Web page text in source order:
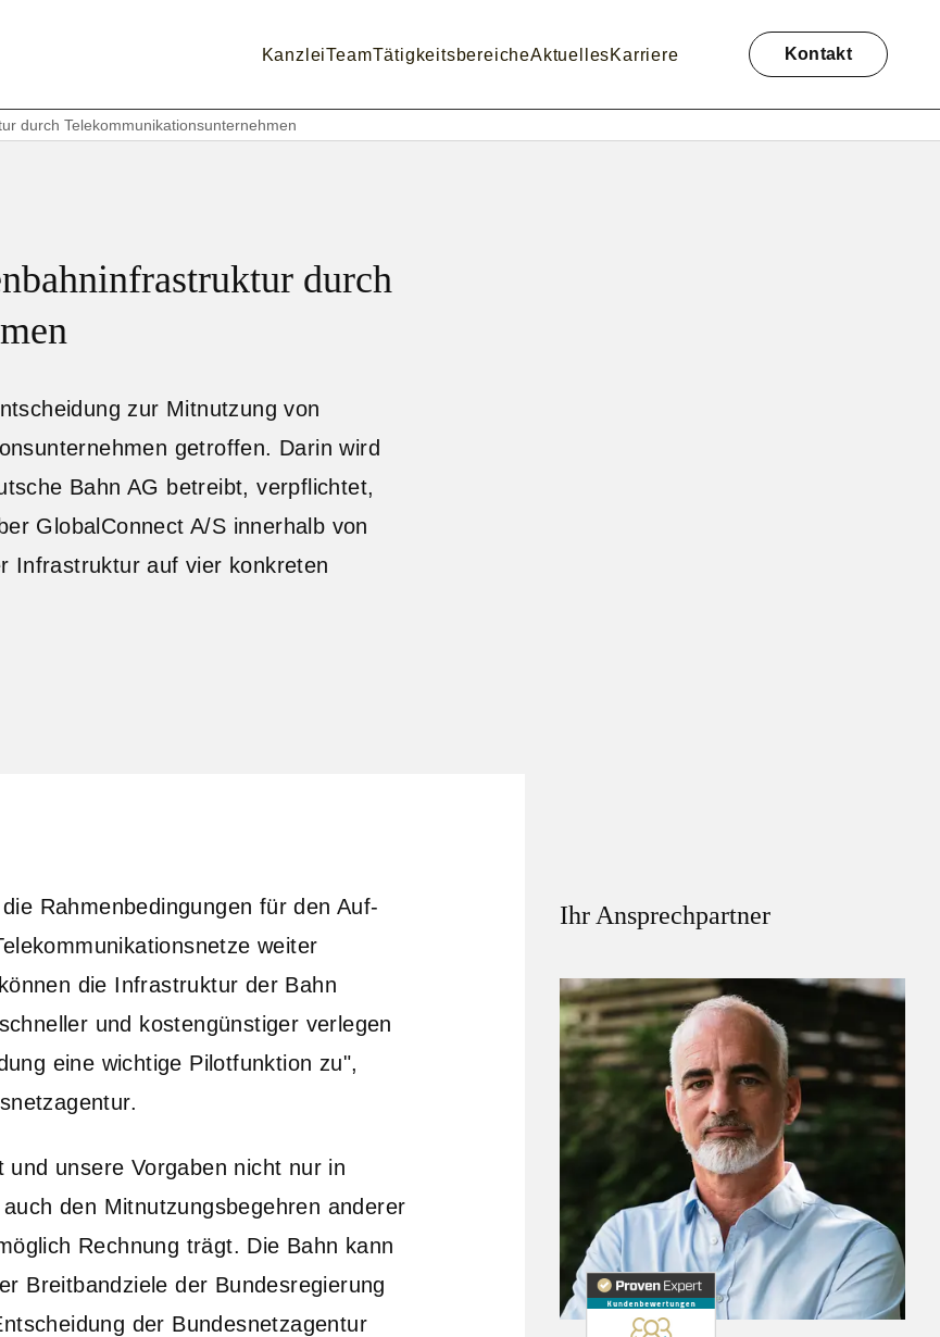
überspringen
KanzleiTeamTätigkeitsbereicheAktuellesKarriere Kontakt
durch Telekommunikationsunternehmen
durch
zur Mitnutzung von
getroffen. Darin wird
Bahn AG betreibt, verpflichtet,
GlobalConnect A/S innerhalb von
Infrastruktur auf vier konkreten
Rahmenbedingungen für den Auf-
weiter
die Infrastruktur der Bahn
und kostengünstiger verlegen
eine wichtige Pilotfunktion zu",
unsere Vorgaben nicht nur in
den Mitnutzungsbegehren anderer
Rechnung trägt. Die Bahn kann
Breitbandziele der Bundesregierung
der Bundesnetzagentur
Ihr Ansprechpartner